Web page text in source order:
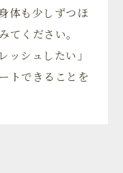
体も少しずつほ
てください。
ッシュしたい」
トできることを